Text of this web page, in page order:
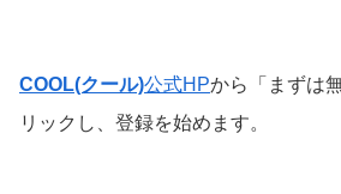
COOL(クール)公式HPから「まずは
リックし、登録を始めます。